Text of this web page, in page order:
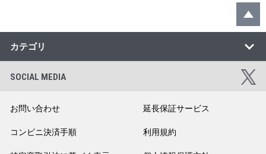
カテゴリ
SOCIAL MEDIA
お問い合わせ 延長保証サービス
コンビニ決済手順 利用規約